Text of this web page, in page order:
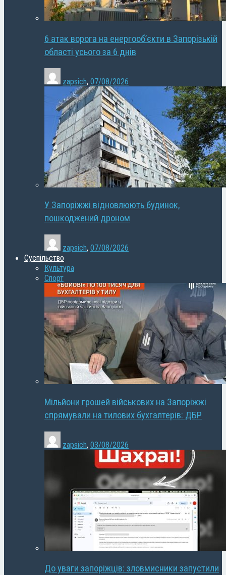
6 атак ворога на енергооб’єкти в Запорізькій
області усього за 6 днів
zapsich, 07/08/2026
У Запоріжжі відновлюють будинок,
пошкоджений дроном
zapsich, 07/08/2026
Суспільство
Культура
Спорт
Мільйони грошей військових на Запоріжжі
спрямували на тилових бухгалтерів: ДБР
zapsich, 03/08/2026
До уваги запоріжців: зловмисники запустили